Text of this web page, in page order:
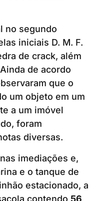
no segundo
iniciais D. M. F.
de crack, além
de acordo
que o
um objeto em um
a um imóvel
foram
diversas.
imediações e,
e o tanque de
estacionado, a
contendo 56